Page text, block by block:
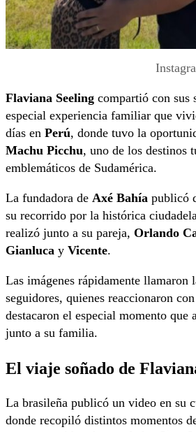
Flaviana Seeling compartió con sus
especial experiencia familiar que
días en Perú, donde tuvo la
Machu Picchu, uno de los destinos
emblemáticos de Sudamérica.
La fundadora de Axé Bahía publicó
su recorrido por la histórica
realizó junto a su pareja, Orlando
Gianluca y Vicente.
Las imágenes rápidamente llamaron
seguidores, quienes reaccionaron
destacaron el especial momento que
junto a su familia.
El viaje soñado de
La brasileña publicó un video en su
donde recopiló distintos momentos